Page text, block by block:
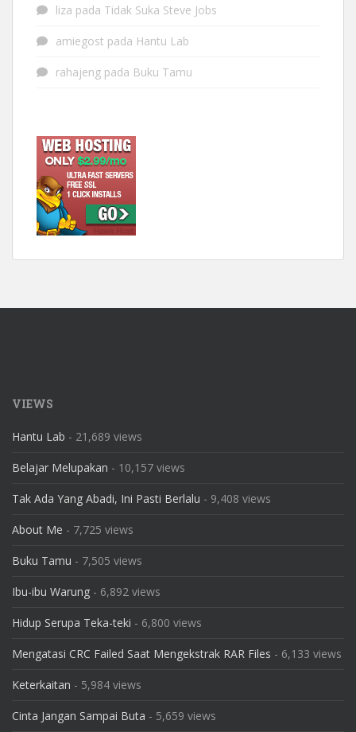
liza pada Tidak Suka Steve Jobs
amiegost pada Hantu Lab
rahajeng pada Buku Tamu
VIEWS
Hantu Lab - 21,689 views
Belajar Melupakan - 10,157 views
Tak Ada Yang Abadi, Ini Pasti Berlalu - 9,408 views
About Me - 7,725 views
Buku Tamu - 7,505 views
Ibu-ibu Warung - 6,892 views
Hidup Serupa Teka-teki - 6,800 views
Mengatasi CRC Failed Saat Mengekstrak RAR Files - 6,133 views
Keterkaitan - 5,984 views
Cinta Jangan Sampai Buta - 5,659 views